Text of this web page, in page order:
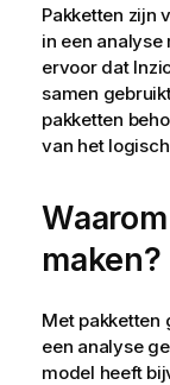
Pakketten zijn
in een
ervoor dat
samen
pakketten
van het
maken?
Met pakketten
een analyse
model heeft